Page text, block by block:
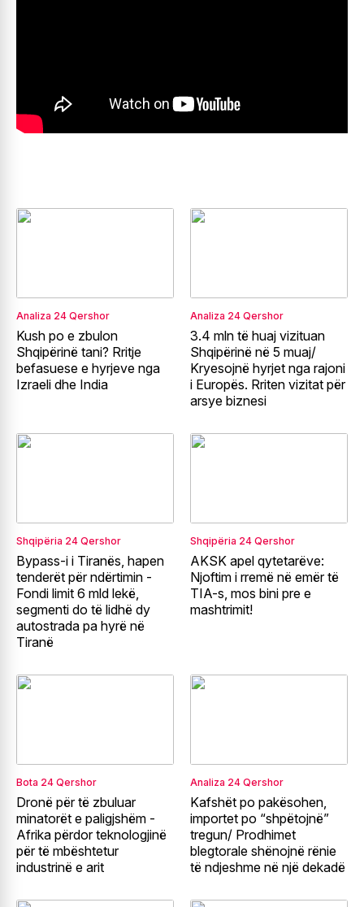
Analiza 24 Qershor
Kush po e zbulon
Shqipërinë tani? Rritje
befasuese e hyrjeve nga
Izraeli dhe India
Analiza 24 Qershor
3.4 mln të huaj vizituan
Shqipërinë në 5 muaj/
Kryesojnë hyrjet nga rajoni
i Europës. Rriten vizitat për
arsye biznesi
Shqipëria 24 Qershor
Bypass-i i Tiranës, hapen
tenderët për ndërtimin -
Fondi limit 6 mld lekë,
segmenti do të lidhë dy
autostrada pa hyrë në
Tiranë
Shqipëria 24 Qershor
AKSK apel qytetarëve:
Njoftim i rremë në emër të
TIA-s, mos bini pre e
mashtrimit!
Bota 24 Qershor
Dronë për të zbuluar
minatorët e paligjshëm -
Afrika përdor teknologjinë
për të mbështetur
industrinë e arit
Analiza 24 Qershor
Kafshët po pakësohen,
importet po “shpëtojnë”
tregun/ Prodhimet
blegtorale shënojnë rënie
të ndjeshme në një dekadë